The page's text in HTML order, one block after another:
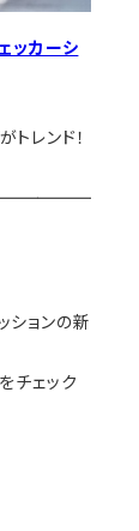
ッカーシ
レンド！
ションの新
チェック